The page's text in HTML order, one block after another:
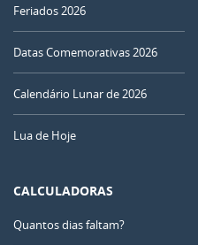
Feriados 2026
Datas Comemorativas 2026
Calendário Lunar de 2026
Lua de Hoje
CALCULADORAS
Quantos dias faltam?